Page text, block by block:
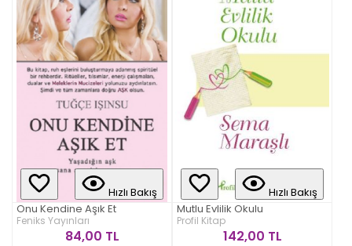
Hızlı Bakış
Onu Kendine Aşık Et
Feniks Yayınları
84,00 TL
Hızlı Bakış
Mutlu Evlilik Okulu
Profil Kitap
142,00 TL